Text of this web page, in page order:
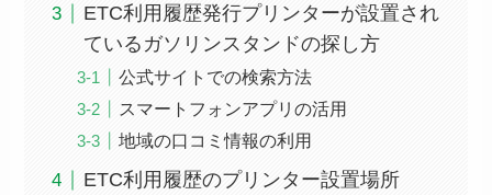
ETC利用履歴発行プリンターが設置され
ているガソリンスタンドの探し方
公式サイトでの検索方法
スマートフォンアプリの活用
地域の口コミ情報の利用
ETC利用履歴のプリンター設置場所